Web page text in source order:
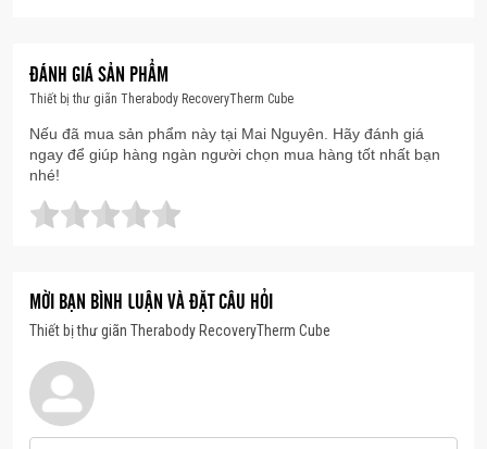
• 3 chế độ cài đặt sẵn mỗi chế độ với nhiều cài đặt
nhiệt độ chính xác
Nhiệt: 24 phút (95 °F, 102°F, 109°F)
Lạnh: 18 phút (61°F, 54°F, 46°F)
Liệu pháp đối lập: 20 phút (Lạnh: 46°F, Nhiệt: 109°F)
ĐÁNH GIÁ SẢN PHẨM
Thiết bị thư giãn Therabody RecoveryTherm Cube
Nếu đã mua sản phẩm này tại Mai Nguyên. Hãy đánh giá
ngay để giúp hàng ngàn người chọn mua hàng tốt nhất bạn
nhé!
MỜI BẠN BÌNH LUẬN VÀ ĐẶT CÂU HỎI
Thiết bị thư giãn Therabody RecoveryTherm Cube